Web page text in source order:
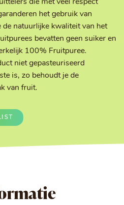
die met veel respect
het gebruik van
natuurlijke kwaliteit van het
bevatten geen suiker en
100% Fruitpuree.
niet gepasteuriseerd
is, zo behoudt je de
van fruit.